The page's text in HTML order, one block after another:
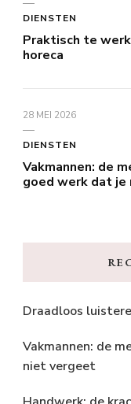
DIENSTEN
Praktisch te
horeca
28 MEI 2026
DIENSTEN
Vakmannen: de
goed werk dat
Draadloos
Vakmannen: de
niet vergeet